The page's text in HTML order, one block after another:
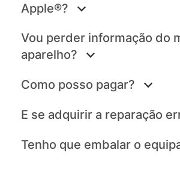
Apple®?
Vou perder informação do
aparelho?
Como posso pagar?
E se adquirir a reparação
Tenho que embalar o